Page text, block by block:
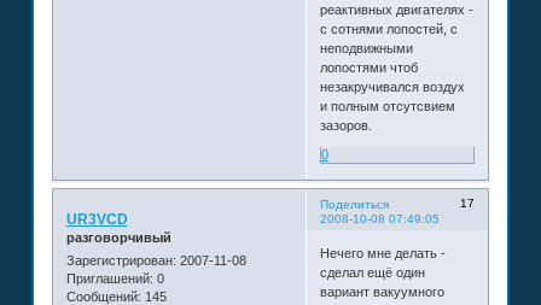
реактивных двигателях -
с сотнями лопостей, с
неподвижными
лопостями чтоб
незакручивался воздух
и полным отсутсвием
зазоров.
0
Поделиться
17
2008-10-08 07:49:05
UR3VCD
разговорчивый
Зарегистрирован: 2007-11-08
Приглашений: 0
Сообщений: 145
Нечего мне делать -
сделал ещё один
вариант вакуумного